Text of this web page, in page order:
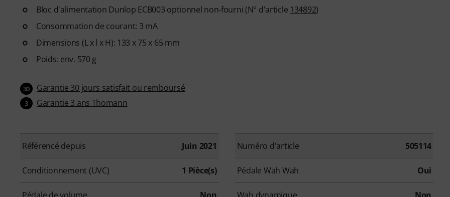
Bloc d'alimentation Dunlop ECB003 optionnel non-fourni (N° d'article 134892)
Consommation de courant: 3 mA
Dimensions (L x l x H): 133 x 75 x 65 mm
Poids: env. 570 g
30 Garantie 30 jours satisfait ou remboursé
3 Garantie 3 ans Thomann
Référencé depuis Juin 2021 Numéro d'article 505114
Conditionnement (UVC) 1 Pièce(s) Pédale Wah Wah Oui